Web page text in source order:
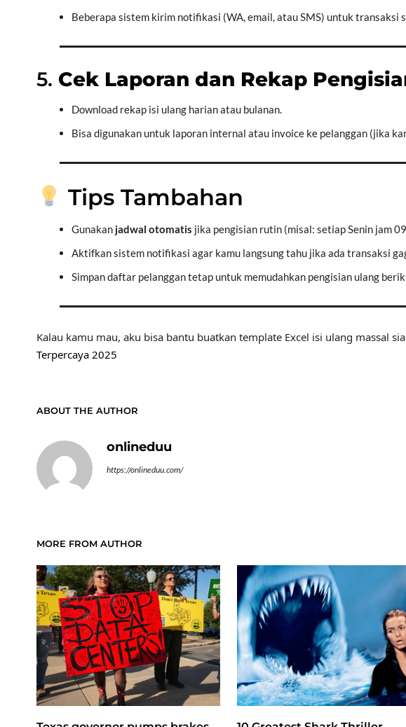
Beberapa sistem kirim notifikasi (WA, email, atau SMS) untuk transaksi
5. Cek Laporan dan Rekap
Download rekap isi ulang harian atau bulanan.
Bisa digunakan untuk laporan internal atau invoice ke pelanggan (jika
Tips Tambahan
Gunakan jadwal otomatis jika pengisian rutin (misal: setiap Senin jam
Aktifkan sistem notifikasi agar kamu langsung tahu jika ada transaksi
Simpan daftar pelanggan tetap untuk memudahkan pengisian ulang
Kalau kamu mau, aku bisa bantu buatkan template Excel isi ulang massal
Terpercaya 2025
ABOUT THE AUTHOR
onlineduu
https://onlineduu.com/
MORE FROM AUTHOR